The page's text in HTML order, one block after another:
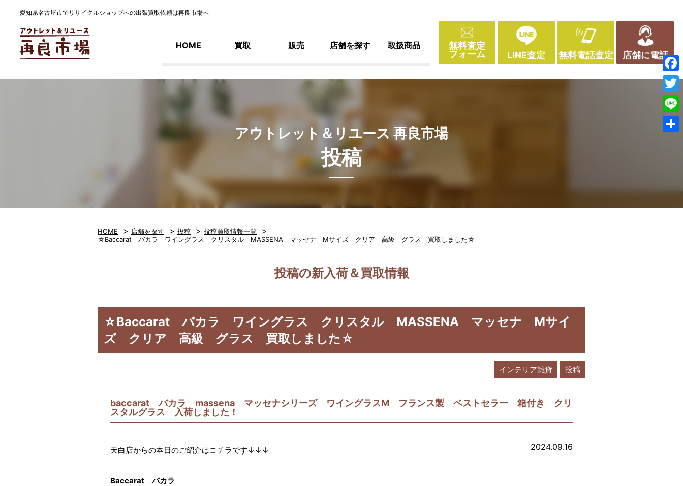
愛知県名古屋市でリサイクルショップへの出張買取依頼は再良市場へ
HOME 買取 販売 店舗を探す 取扱商品
無料査定
フォーム
LINE査定 無料電話査定 店舗に電話
アウトレット＆リユース 再良市場
投稿
HOME > 店舗を探す > 投稿 > 投稿買取情報一覧 >
☆Baccarat バカラ ワイングラス クリスタル MASSENA マッセナ Mサイズ クリア 高級 グラス 買取しました☆
投稿の新入荷＆買取情報
☆Baccarat バカラ ワイングラス クリスタル MASSENA マッセナ Mサイ
ズ クリア 高級 グラス 買取しました☆
インテリア雑貨 投稿
baccarat バカラ massena マッセナシリーズ ワイングラスM フランス製 ベストセラー 箱付き クリ
スタルグラス 入荷しました！
2024.09.16
天白店からの本日のご紹介はコチラです↓↓↓
Baccarat バカラ
Line